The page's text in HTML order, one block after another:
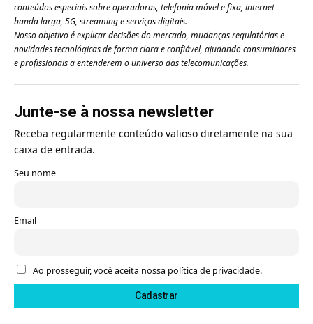
conteúdos especiais sobre operadoras, telefonia móvel e fixa, internet
banda larga, 5G, streaming e serviços digitais.
Nosso objetivo é explicar decisões do mercado, mudanças regulatórias e
novidades tecnológicas de forma clara e confiável, ajudando consumidores
e profissionais a entenderem o universo das telecomunicações.
Junte-se à nossa newsletter
Receba regularmente conteúdo valioso diretamente na sua
caixa de entrada.
Seu nome
Email
Ao prosseguir, você aceita nossa política de privacidade.